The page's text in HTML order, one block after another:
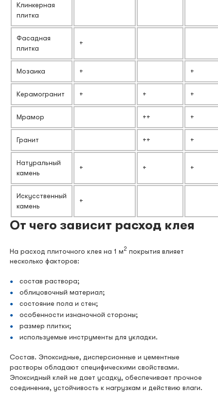
Клинкерная
плитка
Фасадная
плитка
+
Мозаика + +
Керамогранит + + +
Мрамор ++ +
Гранит ++ +
Натуральный
камень
+ + +
Искусственный
камень
+
От чего зависит расход клея
На расход плиточного клея на 1 м2 покрытия влияет
несколько факторов:
состав раствора;
облицовочный материал;
состояние пола и стен;
особенности изнаночной стороны;
размер плитки;
используемые инструменты для укладки.
Состав. Эпоксидные, дисперсионные и цементные
растворы обладают специфическими свойствами.
Эпоксидный клей не дает усадку, обеспечивает прочное
соединение, устойчивость к нагрузкам и действию влаги.